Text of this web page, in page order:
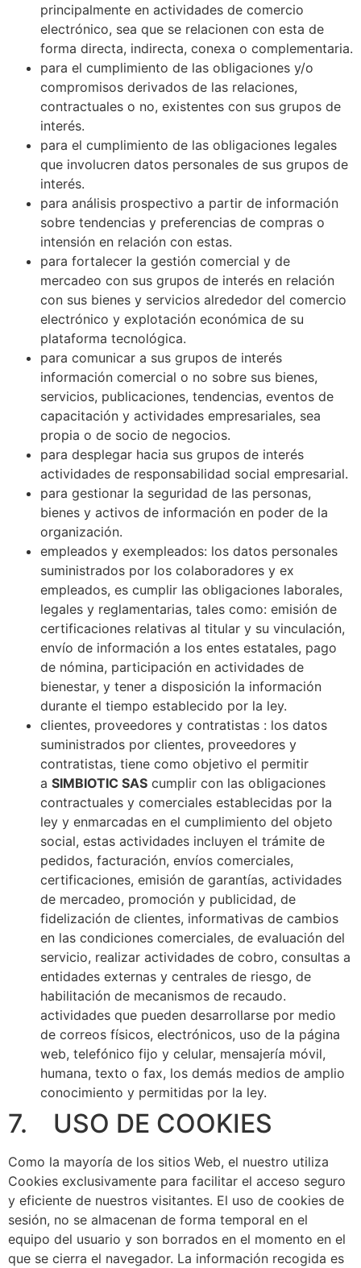
principalmente en actividades de comercio
electrónico, sea que se relacionen con esta de
forma directa, indirecta, conexa o complementaria.
para el cumplimiento de las obligaciones y/o
compromisos derivados de las relaciones,
contractuales o no, existentes con sus grupos de
interés.
para el cumplimiento de las obligaciones legales
que involucren datos personales de sus grupos de
interés.
para análisis prospectivo a partir de información
sobre tendencias y preferencias de compras o
intensión en relación con estas.
para fortalecer la gestión comercial y de
mercadeo con sus grupos de interés en relación
con sus bienes y servicios alrededor del comercio
electrónico y explotación económica de su
plataforma tecnológica.
para comunicar a sus grupos de interés
información comercial o no sobre sus bienes,
servicios, publicaciones, tendencias, eventos de
capacitación y actividades empresariales, sea
propia o de socio de negocios.
para desplegar hacia sus grupos de interés
actividades de responsabilidad social empresarial.
para gestionar la seguridad de las personas,
bienes y activos de información en poder de la
organización.
empleados y exempleados: los datos personales
suministrados por los colaboradores y ex
empleados, es cumplir las obligaciones laborales,
legales y reglamentarias, tales como: emisión de
certificaciones relativas al titular y su vinculación,
envío de información a los entes estatales, pago
de nómina, participación en actividades de
bienestar, y tener a disposición la información
durante el tiempo establecido por la ley.
clientes, proveedores y contratistas : los datos
suministrados por clientes, proveedores y
contratistas, tiene como objetivo el permitir
a SIMBIOTIC SAS cumplir con las obligaciones
contractuales y comerciales establecidas por la
ley y enmarcadas en el cumplimiento del objeto
social, estas actividades incluyen el trámite de
pedidos, facturación, envíos comerciales,
certificaciones, emisión de garantías, actividades
de mercadeo, promoción y publicidad, de
fidelización de clientes, informativas de cambios
en las condiciones comerciales, de evaluación del
servicio, realizar actividades de cobro, consultas a
entidades externas y centrales de riesgo, de
habilitación de mecanismos de recaudo.
actividades que pueden desarrollarse por medio
de correos físicos, electrónicos, uso de la página
web, telefónico fijo y celular, mensajería móvil,
humana, texto o fax, los demás medios de amplio
conocimiento y permitidas por la ley.
7. USO DE COOKIES
Como la mayoría de los sitios Web, el nuestro utiliza
Cookies exclusivamente para facilitar el acceso seguro
y eficiente de nuestros visitantes. El uso de cookies de
sesión, no se almacenan de forma temporal en el
equipo del usuario y son borrados en el momento en el
que se cierra el navegador. La información recogida es